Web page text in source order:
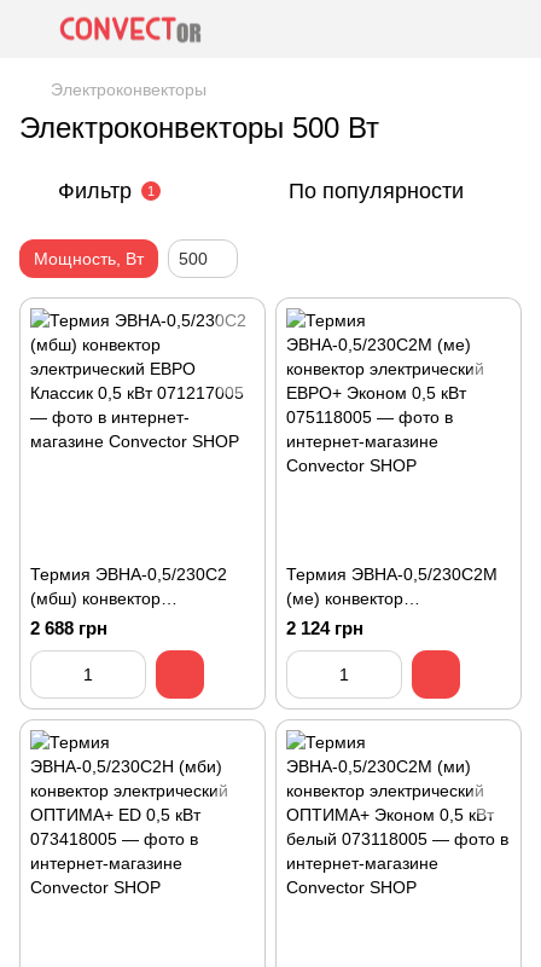
Электроконвекторы
Электроконвекторы 500 Вт
Фильтр 1 По популярности
Мощность, Вт 500
Термия ЭВНА-0,5/230С2
(мбш) конвектор
электрический ЕВРО
Классик 0,5 кВт
2 688 грн
Термия ЭВНА-0,5/230С2М
(ме) конвектор
электрический ЕВРО+
Эконом 0,5 кВт
2 124 грн